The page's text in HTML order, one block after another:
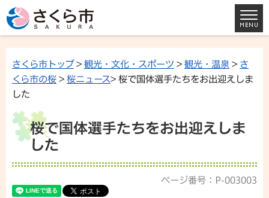
さくら市トップ> 観光・文化・スポーツ > 観光・温泉 > さ
くら市の桜 > 桜ニュース> 桜で国体選手たちをお出迎えしま
した
桜で国体選手たちをお出迎えしま
した
ページ番号：P-003003